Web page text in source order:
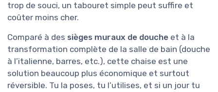
trop de souci, un tabouret simple peut suffire et
coûter moins cher.
Comparé à des sièges muraux de douche et à la
transformation complète de la salle de bain (douche
à l’italienne, barres, etc.), cette chaise est une
solution beaucoup plus économique et surtout
réversible. Tu la poses, tu l’utilises, et si un jour tu